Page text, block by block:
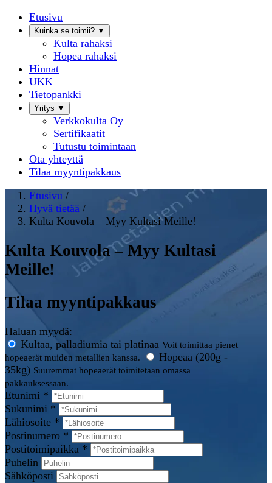
Etusivu
Kuinka se toimii? ▼
Kulta rahaksi
Hopea rahaksi
Hinnat
UKK
Tietopankki
Yritys ▼
Verkkokulta Oy
Sertifikaatit
Tutustu toimintaan
Ota yhteyttä
Tilaa myyntipakkaus
Etusivu /
Hyvä tietää /
Kulta Kouvola – Myy Kultasi Meille!
Kulta Kouvola – Myy Kultasi
Meille!
Tilaa myyntipakkaus
Haluan myydä:
Kultaa, palladiumia tai platinaa Voit toimittaa pienet
hopeaerät muiden metallien kanssa.
Hopeaa (200g -
35kg) Suuremmat hopeaerät toimitetaan omassa
pakkauksessaan.
Etunimi *
Sukunimi *
Lähiosoite *
Postinumero *
Postitoimipaikka *
Puhelin
Sähköposti